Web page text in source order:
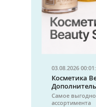
03.08.2026
Косметика
Самое
ассортимента